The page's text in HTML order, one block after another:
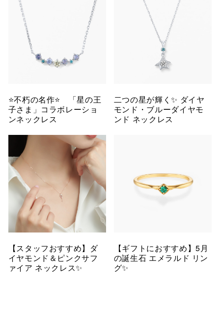
⭐️不朽の名作⭐️ 「星の王
子さま」コラボレーショ
ンネックレス
二つの星が輝く✨ ダイヤ
モンド・ブルーダイヤモ
ンド ネックレス
【スタッフおすすめ】ダ
イヤモンド＆ピンクサフ
ァイア ネックレス✨
【ギフトにおすすめ】5月
の誕生石 エメラルド リン
グ✨